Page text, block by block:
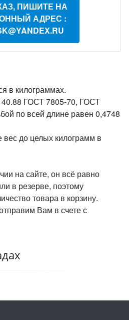
ПИШИТЕ НА
АДРЕС :
в килограммах.
40.88 ГОСТ 7805-70, ГОСТ
по всей длине равен 0,4748
вес до целых килограмм в
на сайте, он всё равно
в резерве, поэтому
товара в корзину.
Вам в счете с